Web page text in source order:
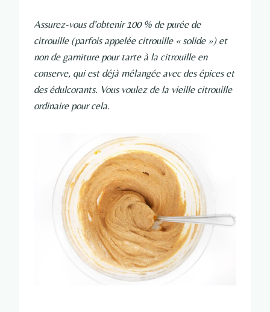
Assurez-vous d’obtenir 100 % de purée de
citrouille (parfois appelée citrouille « solide ») et
non de garniture pour tarte à la citrouille en
conserve, qui est déjà mélangée avec des épices et
des édulcorants. Vous voulez de la vieille citrouille
ordinaire pour cela.